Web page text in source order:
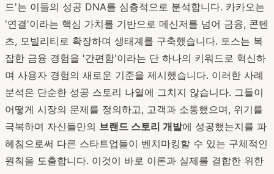
드'는 이들의 성공 DNA를 심층적으로 분석합니다. 카카오는
'연결'이라는 핵심 가치를 기반으로 메신저를 넘어 금융, 콘텐
츠, 모빌리티로 확장하며 생태계를 구축했습니다. 토스는 복
잡한 금융 경험을 '간편함'이라는 단 하나의 키워드로 혁신하
며 사용자 경험의 새로운 기준을 제시했습니다. 이러한 사례
분석은 단순한 성공 스토리 나열에 그치지 않습니다. 그들이
어떻게 시장의 문제를 정의하고, 고객과 소통했으며, 위기를
극복하며 자신들만의 브랜드 스토리 개발에 성공했는지를 파
헤침으로써 다른 스타트업들이 벤치마킹할 수 있는 구체적인
원칙을 도출합니다. 이것이 바로 이론과 실제를 결합한 위한